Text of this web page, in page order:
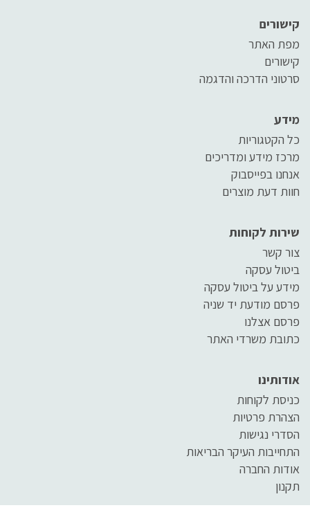
קישורים
מפת האתר
קישורים
סרטוני הדרכה והדגמה
מידע
כל הקטגוריות
מרכז מידע ומדריכים
אנחנו בפייסבוק
חוות דעת מוצרים
שירות לקוחות
צור קשר
ביטול עסקה
מידע על ביטול עסקה
פרסם מודעת יד שניה
פרסם אצלנו
כתובת משרדי האתר
אודותינו
כניסת לקוחות
הצהרת פרטיות
הסדרי נגישות
התחייבות העיקר הבריאות
אודות החברה
תקנון